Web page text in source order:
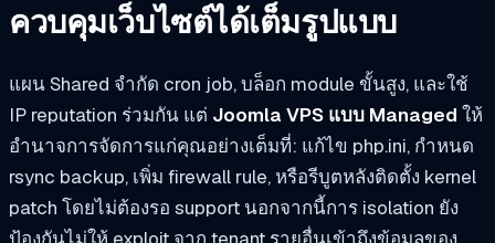
ควบคุมเว็บไซต์ได้เต็มรูปแบบ
แผน Shared จำกัด cron job, บล็อก module ขั้นสูง, และใช้
IP reputation ร่วมกัน แต่ Joomla VPS แบบ Managed ให้
อำนาจการจัดการแก่คุณอย่างเต็มที่: แก้ไข php.ini, กำหนด
rsync backup, เพิ่ม firewall rule, หรือรีบูตหลังติดตั้ง kernel
patch โดยไม่ต้องรอ support นอกจากนี้การ isolation ยัง